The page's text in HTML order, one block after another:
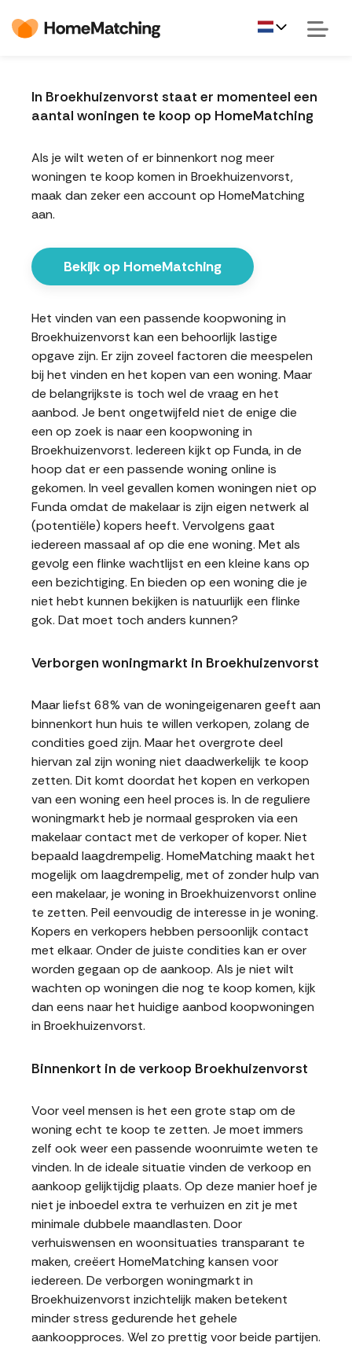
In Broekhuizenvorst staat er momenteel een
aantal woningen te koop op HomeMatching
Als je wilt weten of er binnenkort nog meer
woningen te koop komen in Broekhuizenvorst,
maak dan zeker een account op HomeMatching
aan.
Bekijk op HomeMatching
Het vinden van een passende koopwoning in
Broekhuizenvorst kan een behoorlijk lastige
opgave zijn. Er zijn zoveel factoren die meespelen
bij het vinden en het kopen van een woning. Maar
de belangrijkste is toch wel de vraag en het
aanbod. Je bent ongetwijfeld niet de enige die
een op zoek is naar een koopwoning in
Broekhuizenvorst. Iedereen kijkt op Funda, in de
hoop dat er een passende woning online is
gekomen. In veel gevallen komen woningen niet op
Funda omdat de makelaar is zijn eigen netwerk al
(potentiële) kopers heeft. Vervolgens gaat
iedereen massaal af op die ene woning. Met als
gevolg een flinke wachtlijst en een kleine kans op
een bezichtiging. En bieden op een woning die je
niet hebt kunnen bekijken is natuurlijk een flinke
gok. Dat moet toch anders kunnen?
Verborgen woningmarkt in Broekhuizenvorst
Maar liefst 68% van de woningeigenaren geeft aan
binnenkort hun huis te willen verkopen, zolang de
condities goed zijn. Maar het overgrote deel
hiervan zal zijn woning niet daadwerkelijk te koop
zetten. Dit komt doordat het kopen en verkopen
van een woning een heel proces is. In de reguliere
woningmarkt heb je normaal gesproken via een
makelaar contact met de verkoper of koper. Niet
bepaald laagdrempelig. HomeMatching maakt het
mogelijk om laagdrempelig, met of zonder hulp van
een makelaar, je woning in Broekhuizenvorst online
te zetten. Peil eenvoudig de interesse in je woning.
Kopers en verkopers hebben persoonlijk contact
met elkaar. Onder de juiste condities kan er over
worden gegaan op de aankoop. Als je niet wilt
wachten op woningen die nog te koop komen, kijk
dan eens naar het huidige aanbod koopwoningen
in Broekhuizenvorst.
Binnenkort in de verkoop Broekhuizenvorst
Voor veel mensen is het een grote stap om de
woning echt te koop te zetten. Je moet immers
zelf ook weer een passende woonruimte weten te
vinden. In de ideale situatie vinden de verkoop en
aankoop gelijktijdig plaats. Op deze manier hoef je
niet je inboedel extra te verhuizen en zit je met
minimale dubbele maandlasten. Door
verhuiswensen en woonsituaties transparant te
maken, creëert HomeMatching kansen voor
iedereen. De verborgen woningmarkt in
Broekhuizenvorst inzichtelijk maken betekent
minder stress gedurende het gehele
aankoopproces. Wel zo prettig voor beide partijen.